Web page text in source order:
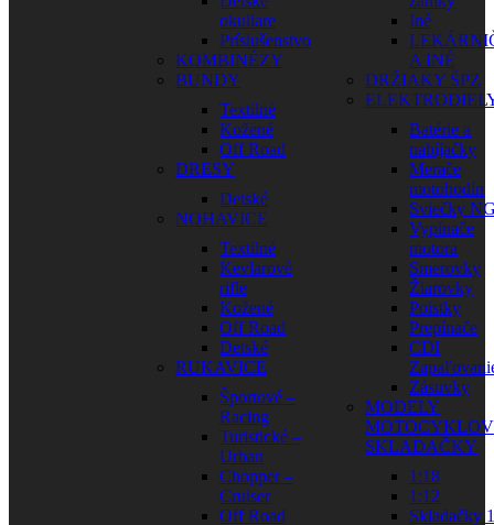
okuliare
Príslušenstvo
KOMBINÉZY
BUNDY
Textilné
Kožené
Off Road
DRESY
Detské
NOHAVICE
Textilné
Kevlarové
rifle
Kožené
Off Road
Detské
RUKAVICE
Športové –
Racing
Turistické –
Urban
Chopper –
Cruiser
Off Road
Iné
A INÉ
DRŽIAKY ŠPZ
Batérie a
nabíjačky
Merače
motohodín
Sviečky
Vypínače
motora
Smerovky
Žiarovky
Poistky
Prepínače
CDI
Zásuvky
MODELY
SKLADAČKY
1:18
1:12
Skladačky